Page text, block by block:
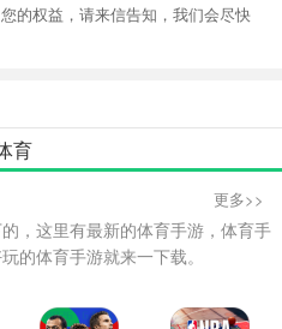
的权益，请来信告知，我们会尽快
育
更多>>
，这里有最新的体育手游，体育手
的体育手游就来一下载。